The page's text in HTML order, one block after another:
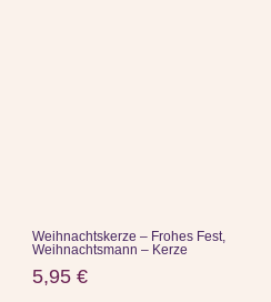
Weihnachtskerze – Frohes Fest,
Weihnachtsmann – Kerze
5,95 €